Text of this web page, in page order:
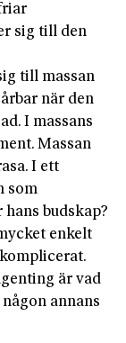
sig till den
till massan
när den
I massans
Massan
I ett
som
budskap?
enkelt
är vad
annans